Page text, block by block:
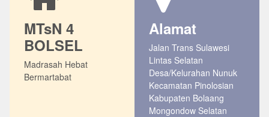
MTsN 4
BOLSEL
Madrasah Hebat
Bermartabat
Alamat
Jalan Trans Sulawesi
Lintas Selatan
Desa/Kelurahan Nunuk
Kecamatan Pinolosian
Kabupaten Bolaang
Mongondow Selatan